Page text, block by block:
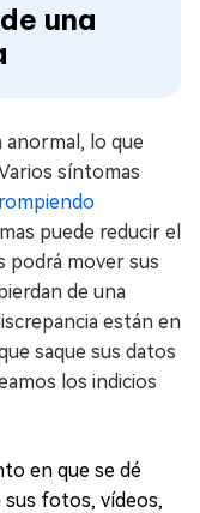
una
anormal, lo que
síntomas
puede reducir el
podrá mover sus
de una
están en
saque sus datos
los indicios
en que se dé
sus fotos, vídeos,